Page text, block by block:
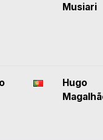
Musiari
Hugo